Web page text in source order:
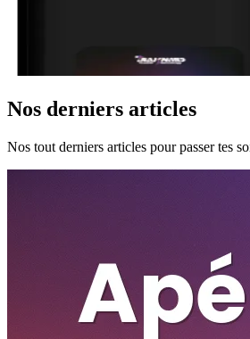
Nos derniers articles
Nos tout derniers articles pour passer tes